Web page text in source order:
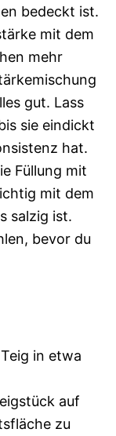
bedeckt ist.
mit dem
mehr
gut. Lass
sie eindickt
hat.
Füllung mit
mit dem
salzig ist.
bevor du
in etwa
auf
zu